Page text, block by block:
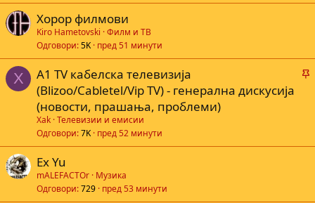
Хорор филмови
Kiro Hametovski Филм и ТВ
Одговори 5K пред 51 минути
X
В
A1 TV кабелска телевизија
(Blizoo/Cabletel/Vip TV) - генерална дискусија
(новости, прашања, проблеми)
Xak Телевизии и емисии
Одговори 7K пред 52 минути
Ex Yu
mALEFACTOr Музика
Одговори 729 пред 53 минути